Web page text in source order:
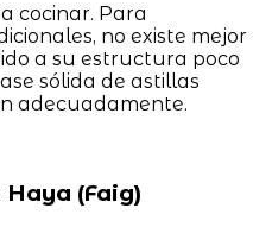
cocinar. Para
no existe mejor
a su estructura poco
sólida de astillas
adecuadamente.
(Faig)